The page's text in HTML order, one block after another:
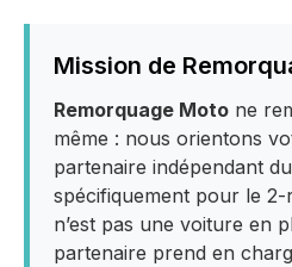
Mission de
Remorquage Moto ne
même : nous orientons
partenaire indépendant
spécifiquement pour le
n’est pas une voiture en
partenaire prend en